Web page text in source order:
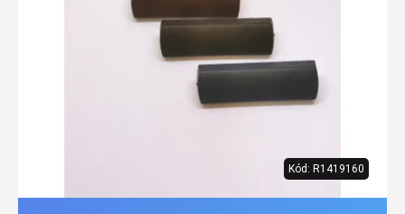
Kód: R1419160